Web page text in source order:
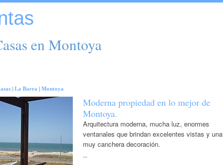
en Montoya
La Barra Montoya
Moderna propiedad en lo mejor de
Montoya.
Arquitectura moderna, mucha luz, enormes
ventanales que brindan excelentes vistas y una
muy canchera decoración.
...